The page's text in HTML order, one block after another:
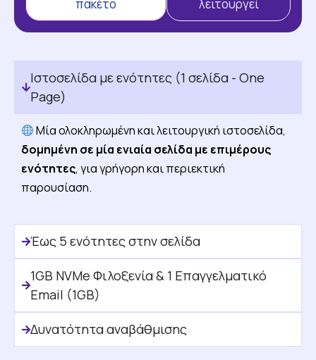
πακέτο λειτουργεί
Iστοσελίδα με ενότητες (1 σελίδα - One
Page)
Μία ολοκληρωμένη και λειτουργική ιστοσελίδα,
δομημένη σε μία ενιαία σελίδα με επιμέρους
ενότητες, για γρήγορη και περιεκτική
παρουσίαση.
Έως 5 ενότητες στην σελίδα
1GB NVMe Φιλοξενία & 1 Επαγγελματικό
Email (1GB)
Δυνατότητα αναβάθμισης